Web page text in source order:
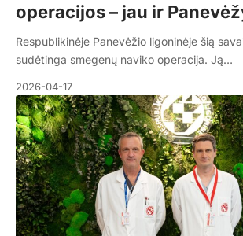
operacijos – jau ir
Respublikinėje Panevėžio ligoninėje šią
sudėtinga smegenų naviko operacija. Ją…
2026-04-17